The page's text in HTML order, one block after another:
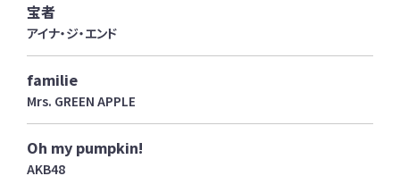
宝者
アイナ・ジ・エンド
familie
Mrs. GREEN APPLE
Oh my pumpkin!
AKB48